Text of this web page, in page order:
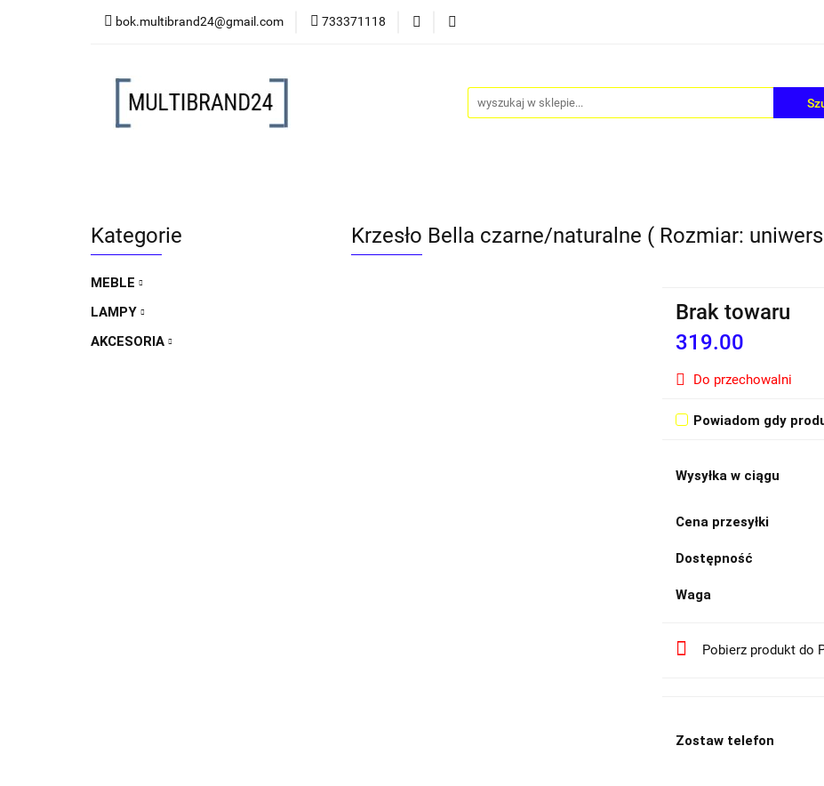
bok.multibrand24@gmail.com 733371118
MEBLE LAMPY AKCESORIA
Kategorie
MEBLE
LAMPY
AKCESORIA
Krzesło Bella czarne/naturalne ( Rozmiar:
Brak towaru
319.00
Do przechowalni
Powiadom gdy
Wysyłka w ciągu
Cena przesyłki
Dostępność
Waga
Pobierz produkt do
Zostaw telefon